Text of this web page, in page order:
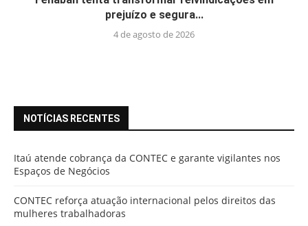
prejuízo e segura...
4 de agosto de 2026
NOTÍCIAS RECENTES
Itaú atende cobrança da CONTEC e garante vigilantes nos
Espaços de Negócios
CONTEC reforça atuação internacional pelos direitos das
mulheres trabalhadoras